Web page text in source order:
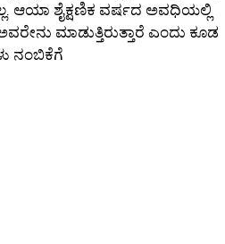
ಆಯಾ ಶೈಕ್ಷಣಿಕ ವರ್ಷದ ಅವಧಿಯಲ್ಲಿ
ಮಾಡುತ್ತಿರುತ್ತಾರೆ ಎಂದು ಕೂಡ
ನಂಬಿಕೆಗೆ